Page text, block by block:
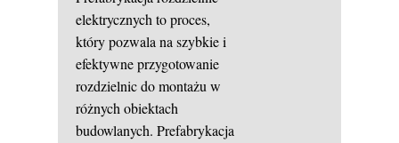
elektrycznych to proces,
który pozwala na szybkie i
efektywne przygotowanie
rozdzielnic do montażu w
różnych obiektach
budowlanych. Prefabrykacja